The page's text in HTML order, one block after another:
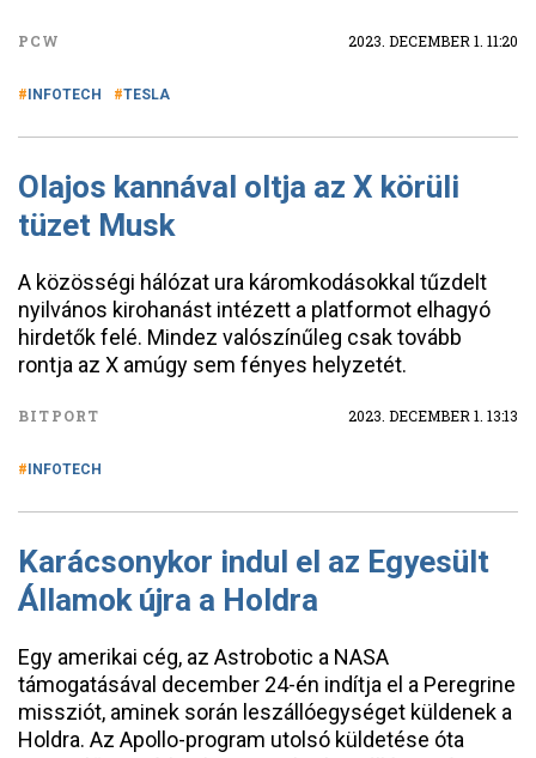
PCW 2023. DECEMBER 1. 11:20
INFOTECH TESLA
Olajos kannával oltja az X körüli
tüzet Musk
A közösségi hálózat ura káromkodásokkal tűzdelt
nyilvános kirohanást intézett a platformot elhagyó
hirdetők felé. Mindez valószínűleg csak tovább
rontja az X amúgy sem fényes helyzetét.
BITPORT 2023. DECEMBER 1. 13:13
INFOTECH
Karácsonykor indul el az Egyesült
Államok újra a Holdra
Egy amerikai cég, az Astrobotic a NASA
támogatásával december 24-én indítja el a Peregrine
missziót, aminek során leszállóegységet küldenek a
Holdra. Az Apollo-program utolsó küldetése óta